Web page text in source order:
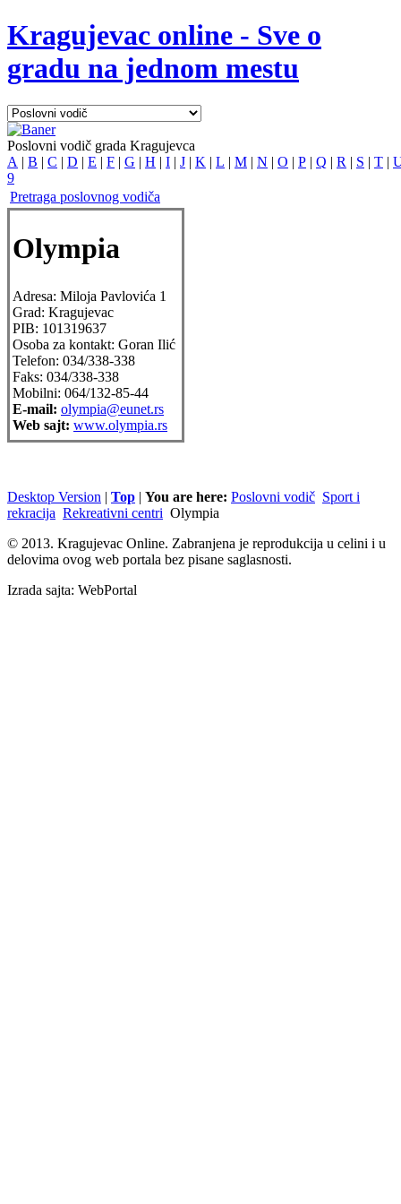
Kragujevac online - Sve o
gradu na jednom mestu
Poslovni vodič grada Kragujevca
A | B | C | D | E | F | G | H | I | J | K | L | M | N | O | P | Q | R | S | T |
9
Pretraga poslovnog vodiča
Olympia
Adresa: Miloja Pavlovića 1
Grad: Kragujevac
PIB: 101319637
Osoba za kontakt: Goran Ilić
Telefon: 034/338-338
Faks: 034/338-338
Mobilni: 064/132-85-44
E-mail: olympia@eunet.rs
Web sajt: www.olympia.rs
Desktop Version | Top | You are here: Poslovni vodič Sport i
rekracija Rekreativni centri Olympia
© 2013. Kragujevac Online. Zabranjena je reprodukcija u celini i u
delovima ovog web portala bez pisane saglasnosti.
Izrada sajta: WebPortal